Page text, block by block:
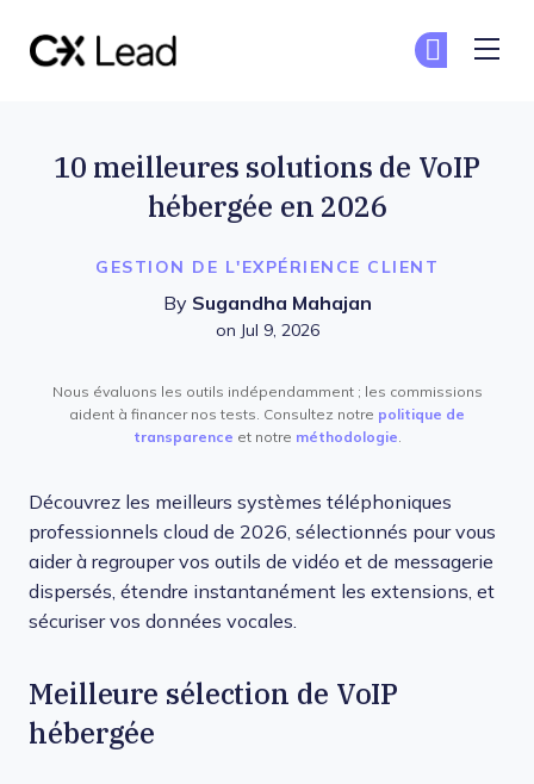
GESTION DE L'EXPÉRIENCE CLIENT
10 meilleures solutions de VoIP
hébergée en 2026
By Sugandha Mahajan
on Jul 9, 2026
Nous évaluons les outils indépendamment ; les commissions
aident à financer nos tests. Consultez notre politique de
transparence et notre méthodologie.
Découvrez les meilleurs systèmes téléphoniques
professionnels cloud de 2026, sélectionnés pour vous
aider à regrouper vos outils de vidéo et de messagerie
dispersés, étendre instantanément les extensions, et
sécuriser vos données vocales.
Meilleure sélection de VoIP
hébergée